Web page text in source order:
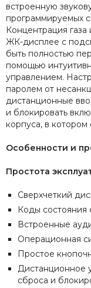
встроенную
программируемых
Концентрация
ЖК-дисплее с
быть полностью
помощью
управлением.
паролем от
дистанционные
и блокировать
корпуса, в
Особенности и
Простота
Сверхчеткий
Коды состояния
Встроенные
Операционная
Простое
Дистанционное
сброса и